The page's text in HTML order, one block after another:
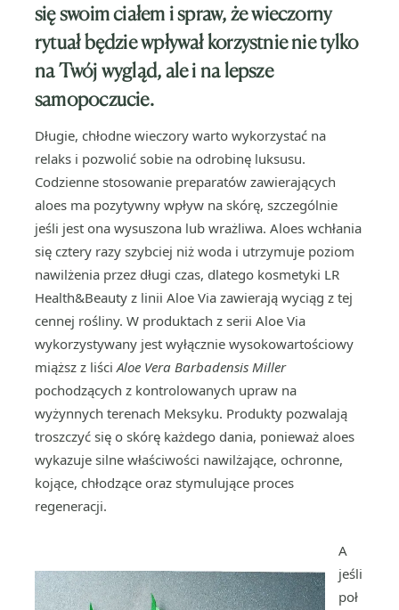
się swoim ciałem i spraw, że wieczorny
rytuał będzie wpływał korzystnie nie tylko
na Twój wygląd, ale i na lepsze
samopoczucie.
Długie, chłodne wieczory warto wykorzystać na
relaks i pozwolić sobie na odrobinę luksusu.
Codzienne stosowanie preparatów zawierających
aloes ma pozytywny wpływ na skórę, szczególnie
jeśli jest ona wysuszona lub wrażliwa. Aloes wchłania
się cztery razy szybciej niż woda i utrzymuje poziom
nawilżenia przez długi czas, dlatego kosmetyki LR
Health&Beauty z linii Aloe Via zawierają wyciąg z tej
cennej rośliny. W produktach z serii Aloe Via
wykorzystywany jest wyłącznie wysokowartościowy
miąższ z liściAloe Vera Barbadensis Miller
pochodzących z kontrolowanych upraw na
wyżynnych terenach Meksyku. Produkty pozwalają
troszczyć się o skórę każdego dania, ponieważ aloes
wykazuje silne właściwości nawilżające, ochronne,
kojące, chłodzące oraz stymulujące proces
regeneracji.
A
jeśli
poł